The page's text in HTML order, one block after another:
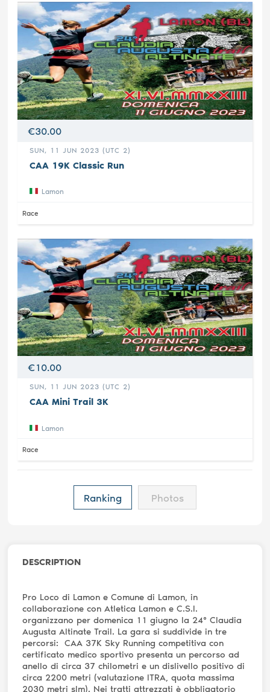
€30.00
SUN, 11 JUN 2023 (UTC 2)
CAA 19K Classic Run
Lamon
Race
€10.00
SUN, 11 JUN 2023 (UTC 2)
CAA Mini Trail 3K
Lamon
Race
Ranking Photos
DESCRIPTION
Pro Loco di Lamon e Comune di Lamon, in
collaborazione con Atletica Lamon e C.S.I.
organizzano per domenica 11 giugno la 24° Claudia
Augusta Altinate Trail. La gara si suddivide in tre
percorsi: CAA 37K Sky Running competitiva con
certificato medico sportivo presenta un percorso ad
anello di circa 37 chilometri e un dislivello positivo di
circa 2200 metri (valutazione ITRA, quota massima
2030 metri slm). Nei tratti attrezzati è obbligatorio